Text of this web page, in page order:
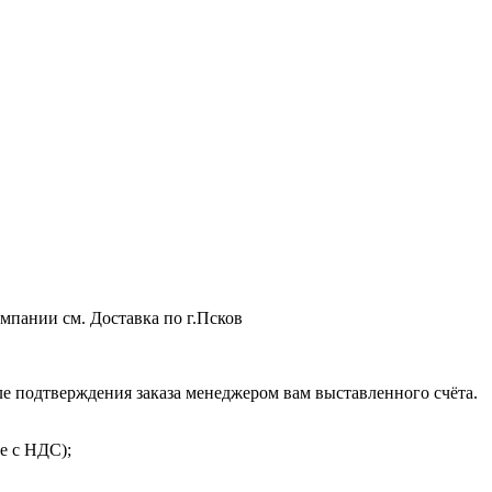
см. Доставка по г.Псков
заказа менеджером вам выставленного счёта.
с НДС);